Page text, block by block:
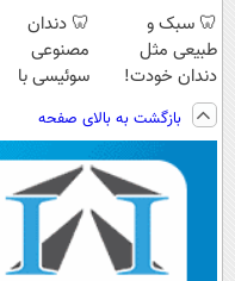
🦷 سبک و
طبیعی مثل
دندان خودت!
نصب آسان و
پرداخت اقساطی
💳 📍 تهران
🦷 دندان
مصنوعی
سوئیسی با
دیجیتال |
پرداخت در 4
قسط |📍
بازگشت به بالای صفحه